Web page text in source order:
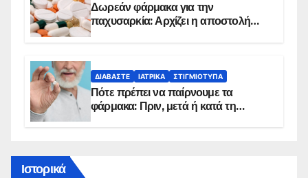
Δωρεάν φάρμακα για την
παχυσαρκία: Αρχίζει η αποστολή
ΔΙΑΒΆΣΤΕ ΙΑΤΡΙΚΆ ΣΤΙΓΜΙΌΤΥΠΑ
Πότε πρέπει να παίρνουμε τα
φάρμακα: Πριν, μετά ή κατά τη
Ιστορικά